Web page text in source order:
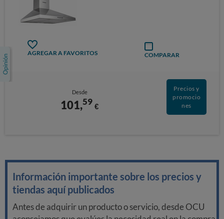
AGREGAR A FAVORITOS COMPARAR
Desde
101,59 €
Precios y
promocio
nes
Información importante sobre los precios y
tiendas aquí publicados
Antes de adquirir un producto o servicio, desde OCU